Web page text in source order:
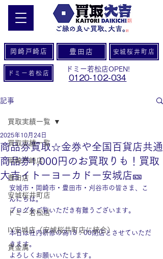
岡崎戸崎店 豊田店 安城桜井町店
ドミー若松店
ドミー若松店OPEN!
0120-102-034
記事
買取実績一覧
岡崎戸崎店
豊田店
安城桜井町店
ドミー若松店
IY安城店（安城桜井町店に統合）
貴金属
買取実績一覧
商品券買取☆金券や全国百貨店共通
商品券1,000円のお買取りも！買取
大吉イトーヨーカドー安城店🎫
2025年10月24日
安城市・岡崎市・豊田市・刈谷市の皆さま、こ
んにちは。
ブログをご覧いただき有難うございます。
本日は社内研修の為18：00閉店とさせていただ
きます。
よろしくお願いいたします。